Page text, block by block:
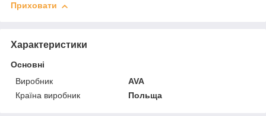
Приховати
Характеристики
Основні
Виробник
AVA
Країна виробник
Польща